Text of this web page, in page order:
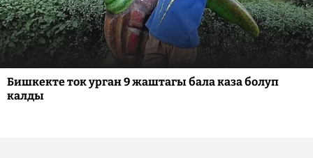
Бишкекте ток урган 9 жаштагы бала каза болуп
калды